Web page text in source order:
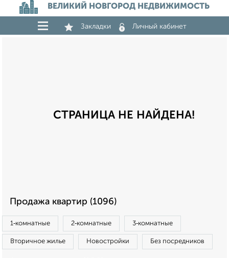
ВЕЛИКИЙ НОВГОРОД НЕДВИЖИМОСТЬ
Закладки Личный кабинет
СТРАНИЦА НЕ НАЙДЕНА!
Продажа квартир (1096)
1‑комнатные 2‑комнатные 3‑комнатные
Вторичное жилье Новостройки Без посредников